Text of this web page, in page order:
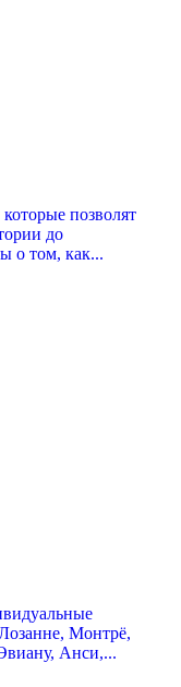
позволят
до
о том, как...
Монтрё,
Анси,...